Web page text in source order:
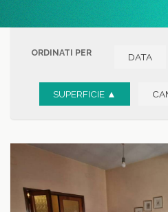
ORDINATI PER DATA
SUPERFICIE ▲